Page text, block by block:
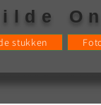
stukken